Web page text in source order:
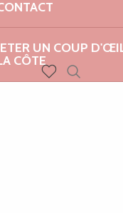
UN COUP
CÔTE
!